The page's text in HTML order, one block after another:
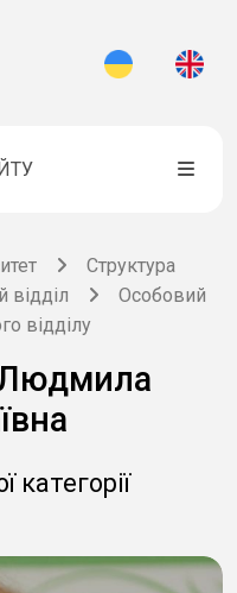
Структура
відділ
Особовий
відділу
Людмила